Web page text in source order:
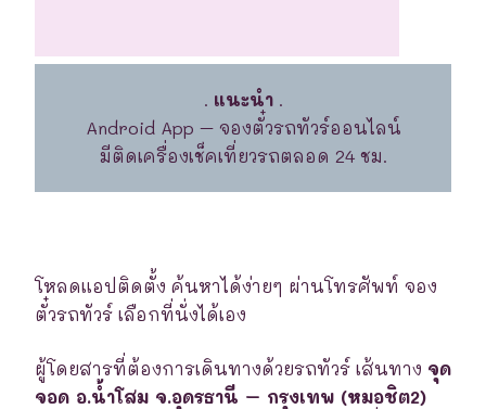
. แนะนำ.
Android App – จองตั๋วรถทัวร์ออนไลน์
มีติดเครื่องเช็คเที่ยวรถตลอด 24 ชม.
โหลดแอปติดตั้ง ค้นหาได้ง่ายๆ ผ่านโทรศัพท์ จอง
ตั๋วรถทัวร์ เลือกที่นั่งได้เอง
ผู้โดยสารที่ต้องการเดินทางด้วยรถทัวร์ เส้นทาง จุด
จอด อ.น้ำโสม จ.อุดรธานี – กรุงเทพ (หมอชิต2)